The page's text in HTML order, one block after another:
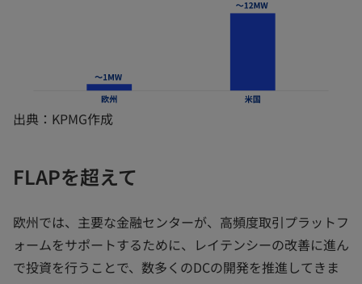
出典：KPMG作成
FLAPを超えて
欧州では、主要な金融センターが、高頻度取引プラットフ
ォームをサポートするために、レイテンシーの改善に進ん
で投資を行うことで、数多くのDCの開発を推進してきま